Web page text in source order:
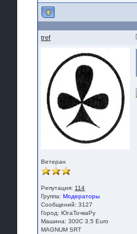
tref
Ветеран
Репутация: 114
Группа:Модераторы
Сообщений: 3127
Город: ЮгаТочкаРу
Машина: 300С 3.5 Euro
MAGNUM SRT